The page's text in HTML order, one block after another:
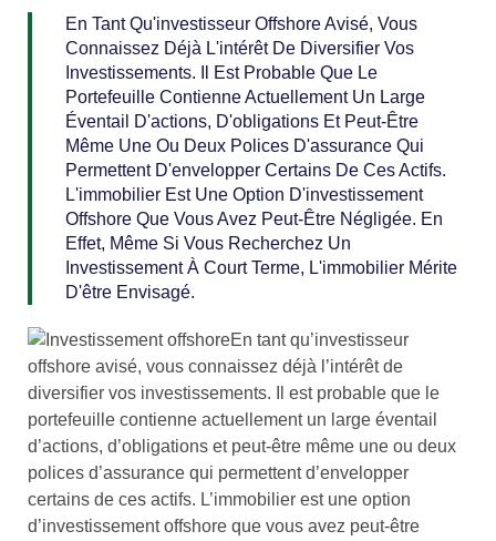
En Tant Qu'investisseur Offshore Avisé, Vous
Connaissez Déjà L'intérêt De Diversifier Vos
Investissements. Il Est Probable Que Le
Portefeuille Contienne Actuellement Un Large
Éventail D'actions, D'obligations Et Peut-Être
Même Une Ou Deux Polices D'assurance Qui
Permettent D'envelopper Certains De Ces Actifs.
L'immobilier Est Une Option D'investissement
Offshore Que Vous Avez Peut-Être Négligée. En
Effet, Même Si Vous Recherchez Un
Investissement À Court Terme, L'immobilier Mérite
D'être Envisagé.
En tant qu’investisseur
offshore avisé, vous connaissez déjà l’intérêt de
diversifier vos investissements. Il est probable que le
portefeuille contienne actuellement un large éventail
d’actions, d’obligations et peut-être même une ou deux
polices d’assurance qui permettent d’envelopper
certains de ces actifs. L’immobilier est une option
d’investissement offshore que vous avez peut-être